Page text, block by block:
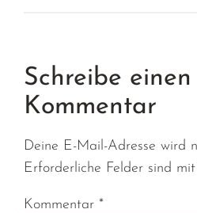
Schreibe einen
Kommentar
Deine E-Mail-Adresse wird
Erforderliche Felder sind
Kommentar*